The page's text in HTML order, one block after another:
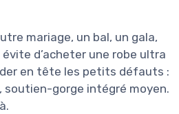
mariage, un bal, un gala,
d’acheter une robe ultra
en tête les petits défauts :
soutien-gorge intégré moyen.